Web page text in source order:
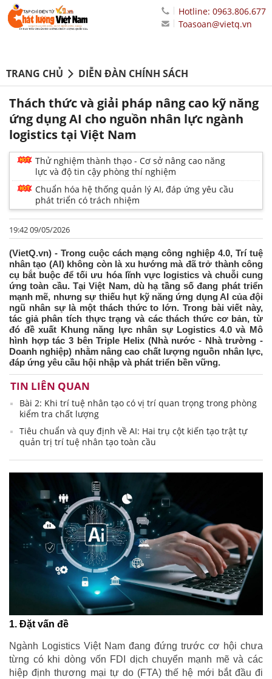
Hotline: 0963.806.677
Toasoan@vietq.vn
TRANG CHỦ DIỄN ĐÀN CHÍNH SÁCH
Thách thức và giải pháp nâng cao kỹ năng
ứng dụng AI cho nguồn nhân lực ngành
logistics tại Việt Nam
Thử nghiệm thành thạo - Cơ sở nâng cao năng
lực và độ tin cậy phòng thí nghiệm
Chuẩn hóa hệ thống quản lý AI, đáp ứng yêu cầu
phát triển có trách nhiệm
19:42 09/05/2026
(VietQ.vn) - Trong cuộc cách mạng công nghiệp 4.0, Trí tuệ
nhân tạo (AI) không còn là xu hướng mà đã trở thành công
cụ bắt buộc để tối ưu hóa lĩnh vực logistics và chuỗi cung
ứng toàn cầu. Tại Việt Nam, dù hạ tầng số đang phát triển
mạnh mẽ, nhưng sự thiếu hụt kỹ năng ứng dụng AI của đội
ngũ nhân sự là một thách thức to lớn. Trong bài viết này,
tác giả phân tích thực trạng và các thách thức cơ bản, từ
đó đề xuất Khung năng lực nhân sự Logistics 4.0 và Mô
hình hợp tác 3 bên Triple Helix (Nhà nước - Nhà trường -
Doanh nghiệp) nhằm nâng cao chất lượng nguồn nhân lực,
đáp ứng yêu cầu hội nhập và phát triển bền vững.
TIN LIÊN QUAN
Bài 2: Khi trí tuệ nhân tạo có vị trí quan trọng trong phòng
kiểm tra chất lượng
Tiêu chuẩn và quy định về AI: Hai trụ cột kiến tạo trật tự
quản trị trí tuệ nhân tạo toàn cầu
1. Đặt vấn đề
Ngành Logistics Việt Nam đang đứng trước cơ hội chưa
từng có khi dòng vốn FDI dịch chuyển mạnh mẽ và các
hiệp định thương mại tự do (FTA) thế hệ mới bắt đầu đi